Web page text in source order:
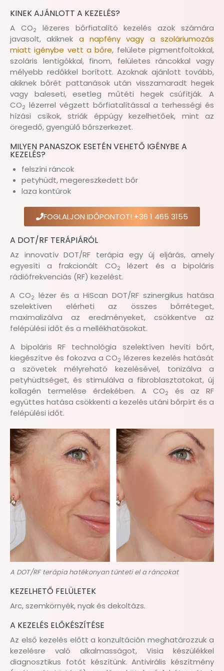
KINEK AJÁNLOTT A KEZELÉS?
A CO2
lézeres bőrfiatalító kezelés azok számára
javasolt, akiknek a napfény vagy a szoláriumozás
miatt igénybe vett a bőre, felülete pigmentfoltokkal,
szoláris lentigókkal, finom, felületes ráncokkal vagy
mélyebb redőkkel borított. Azoknak ajánlott tovább,
akiknek bőrét pattanások után visszamaradt hegek
vagy baleseti, esetleg műtéti hegek csúfítják. A
CO2 lézerrel végzett bőrfiatalítással a terhességi és
hízási csíkok, striák éppúgy kezelhetőek, mint az
öregedő, gyengülő bőrszerkezet.
MILYEN PANASZOK ESETÉN VEHETŐ IGÉNYBE A
KEZELÉS?
felszíni ráncok
petyhüdt, megereszkedett bőr
laza kontúrok
FOGLALJON IDŐPONTOT! +36 1 465 3155
A DOT/RF TERÁPIÁRÓL
Az innovatív DOT/RF terápia egy új eljárás, amely
egyesíti a frakcionált CO2
lézert és a bipoláris
rádiófrekvenciás (RF) kezelést.
A CO2 lézer és a HiScan DOT/RF szinergikus hatása
szelektíven elérheti az összes bőrréteget,
maximalizálva az eredményeket, csökkentve az
felépülési időt és a mellékhatásokat.
A bipoláris RF technológia szelektíven hevíti bőrt,
kiegészítve és fokozva a CO2 lézeres kezelés hatását
a szövetek mélyreható kezelésével, tonizálva a
petyhüdtséget, és stimulálva a fibroblasztatokat, új
kollagén termelése érdekében. A CO2
és az RF
együttes hatása csökkenti a kezelés utáni bőrpírt és a
felépülési időt.
A DOT/RF terápia hatékonyan tünteti el a ráncokat
KEZELHETŐ FELÜLETEK
Arc, szemkörnyék, nyak és dekoltázs.
A KEZELÉS ELŐKÉSZÍTÉSE
Az első kezelés előtt a konzultáción meghatározzuk a
kezelésre való alkalmasságot, Visia készülékkel
diagnosztikus fotót készítünk. Antivirális készítmény